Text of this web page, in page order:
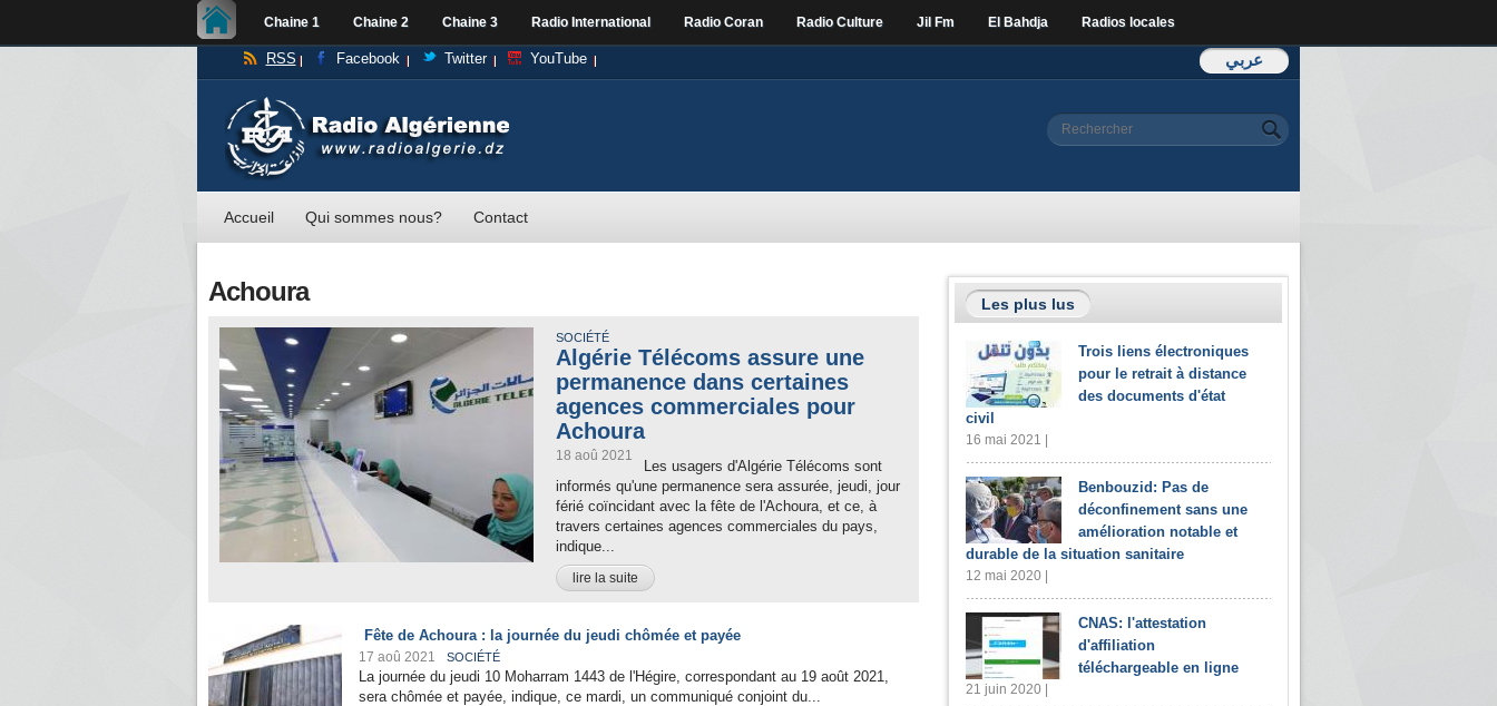
Chaine 1 Chaine 2 Chaine 3 Radio International Radio Coran Radio Culture Jil Fm El Bahdja Radios locales
عربي RSS Facebook Twitter YouTube
Formulaire de
Rechercher
Accueil Qui sommes nous? Contact
Achoura
SOCIÉTÉ
Algérie Télécoms assure une
permanence dans certaines
agences commerciales pour
Achoura
18 aoû 2021
Les usagers d'Algérie Télécoms sont
informés qu'une permanence sera assurée, jeudi, jour
férié coïncidant avec la fête de l'Achoura, et ce, à
travers certaines agences commerciales du pays,
indique...
lire la suite
Fête de Achoura : la journée du jeudi chômée et payée
17 aoû 2021 SOCIÉTÉ
La journée du jeudi 10 Moharram 1443 de l'Hégire, correspondant au 19 août 2021,
sera chômée et payée, indique, ce mardi, un communiqué conjoint du...
Les plus lus
Trois liens électroniques
pour le retrait à distance
des documents d'état
civil
16 mai 2021 |
Benbouzid: Pas de
déconfinement sans une
amélioration notable et
durable de la situation sanitaire
12 mai 2020 |
CNAS: l'attestation
d'affiliation
téléchargeable en ligne
21 juin 2020 |